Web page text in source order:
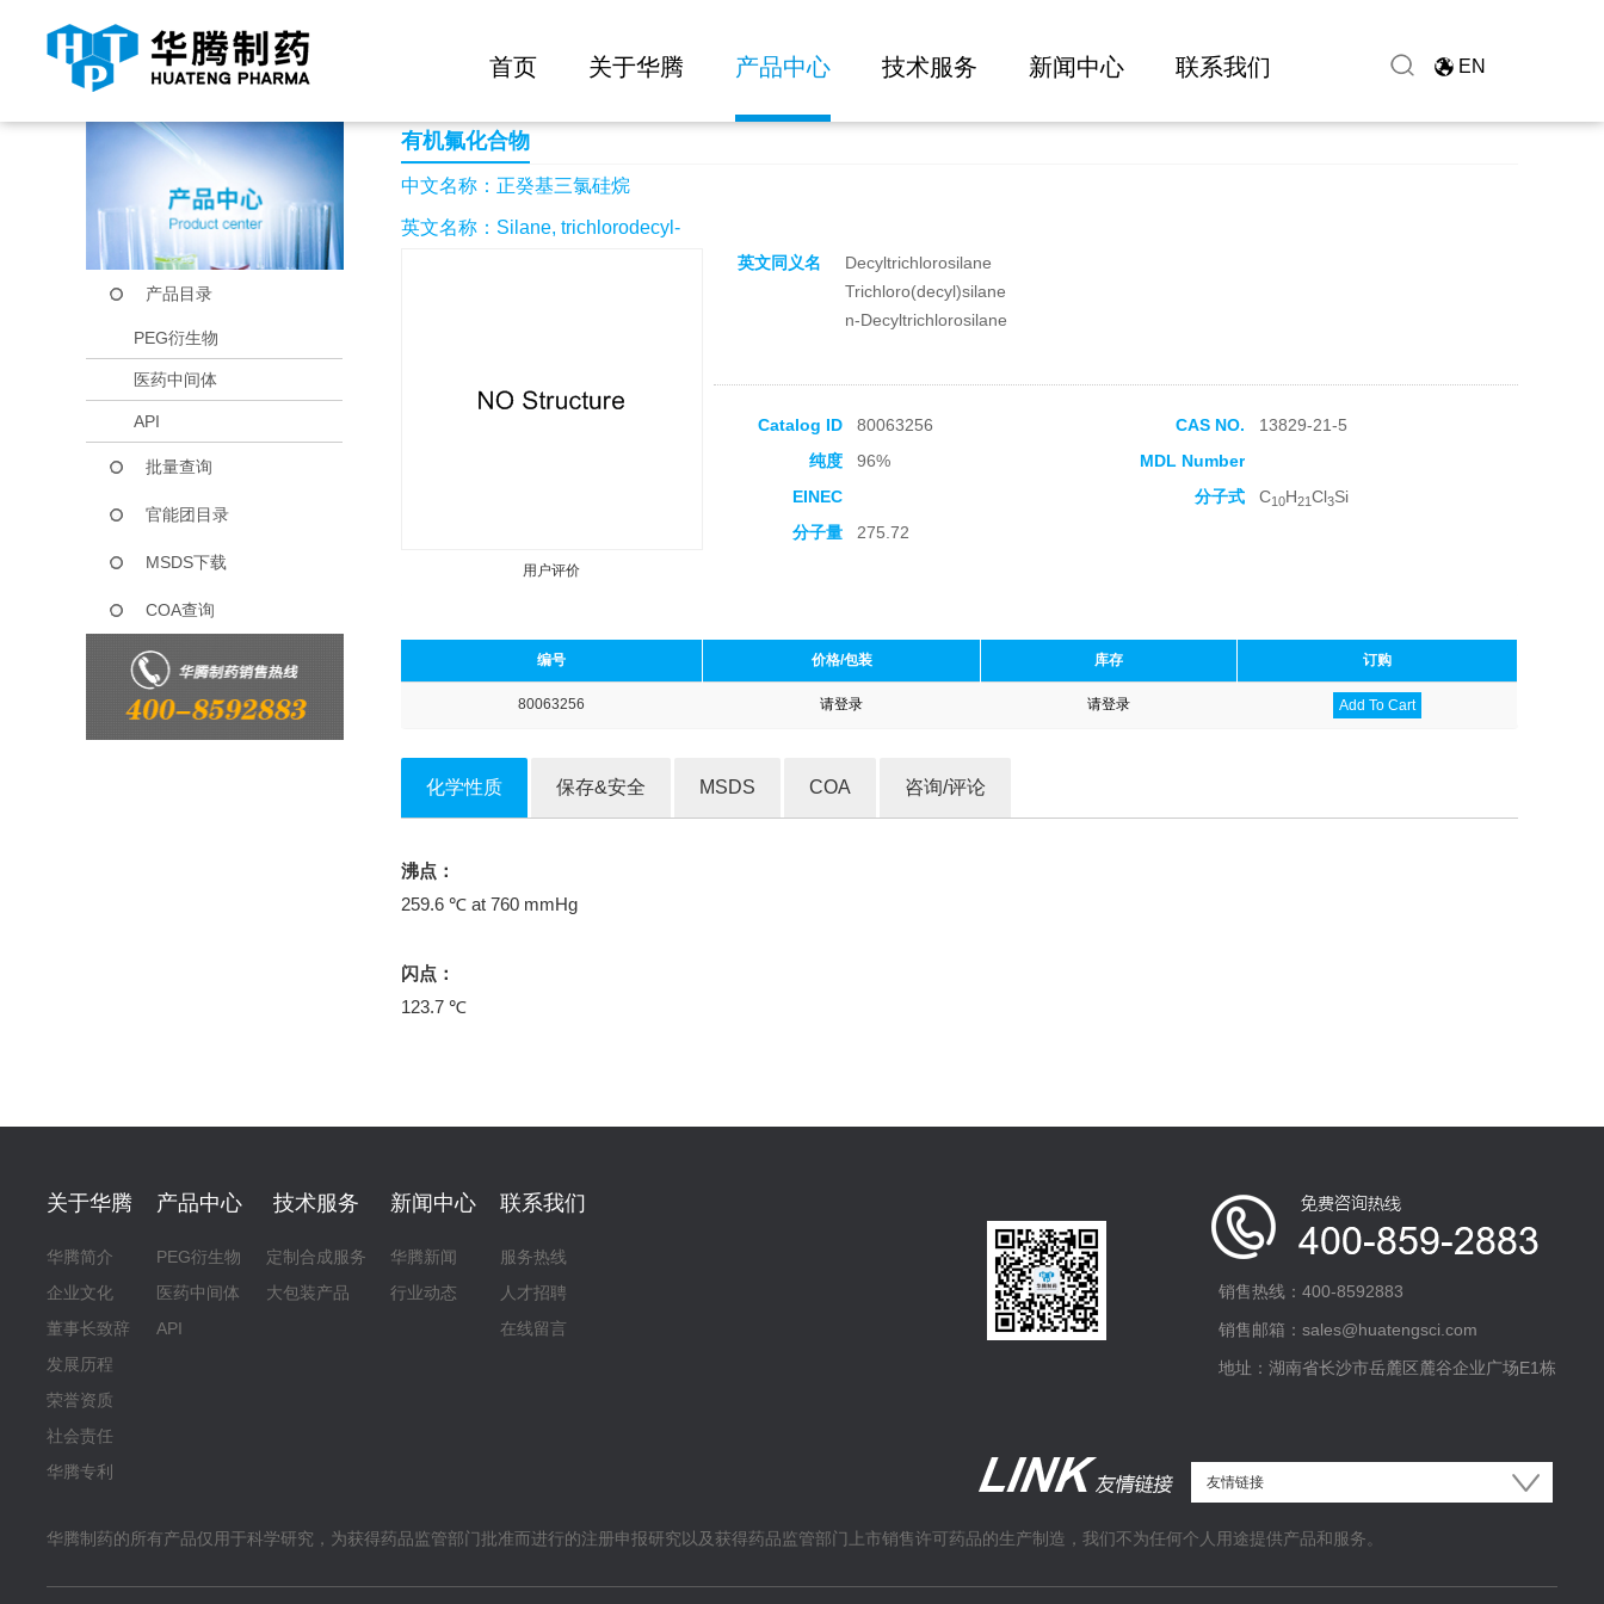
首页 关于华腾 产品中心 技术服务 新闻中心 联系我们 EN
当前位置： 首页 产品中心 正癸基三氯硅烷
产品目录
PEG衍生物
医药中间体
API
批量查询
官能团目录
MSDS下载
COA查询
有机氟化合物
中文名称：正癸基三氯硅烷
英文名称：Silane, trichlorodecyl-
用户评价
英文同义名
Decyltrichlorosilane
Trichloro(decyl)silane
n-Decyltrichlorosilane
Catalog ID 80063256 CAS NO.
13829-21-5
纯度
96%
MDL Number
EINEC
分子式 C10H21Cl3Si
分子量
275.72
编号 价格/包装 库存 订购
80063256 请登录 请登录 Add To Cart
化学性质 保存&安全 MSDS COA 咨询/评论
沸点：
259.6 ℃ at 760 mmHg
闪点：
123.7 ℃
关于华腾
华腾简介
企业文化
董事长致辞
发展历程
荣誉资质
社会责任
华腾专利
产品中心
PEG衍生物
医药中间体
API
技术服务
定制合成服务
大包装产品
新闻中心
华腾新闻
行业动态
联系我们
服务热线
人才招聘
在线留言
销售热线：400-8592883
销售邮箱：sales@huatengsci.com
地址：湖南省长沙市岳麓区麓谷企业广场E1栋
华腾制药的所有产品仅用于科学研究，为获得药品监管部门批准而进行的注册申报研究以及获得药品监管部门上市销售许可药品的生产制造，我们不为任何个人用途提供产品和服务。